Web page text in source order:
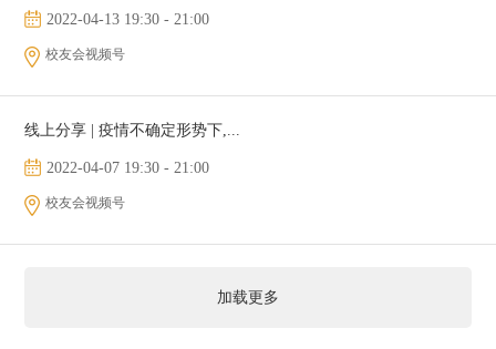
2022-04-13 19:30 - 21:00
校友会视频号
线上分享 | 疫情不确定形势下,...
2022-04-07 19:30 - 21:00
校友会视频号
加载更多